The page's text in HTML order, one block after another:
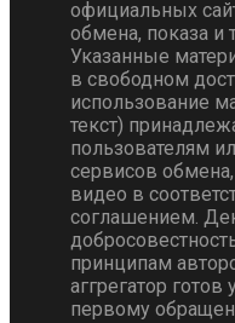
официальных
обмена, показа и
Указанные
в свободном
использование
текст)
пользователям
сервисов
видео в
соглашением.
принципам
аггрегатор готов
первому